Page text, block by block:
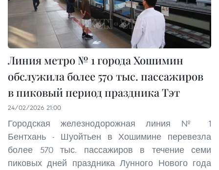
Линия метро № 1 города Хошимин
обслужила более 570 тыс. пассажиров
в пиковый период праздника Тэт
24/02/2026 21:00
Городская железнодорожная линия № 1
Бентхань - Шуойтьен в Хошимине перевезла
более 570 тыс. пассажиров в течение семи
пиковых дней праздника Лунного Нового года